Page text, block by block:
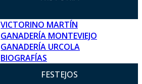
VICTORINO MARTÍN
GANADERÍA MONTEVIEJO
GANADERÍA URCOLA
BIOGRAFÍAS
FESTEJOS